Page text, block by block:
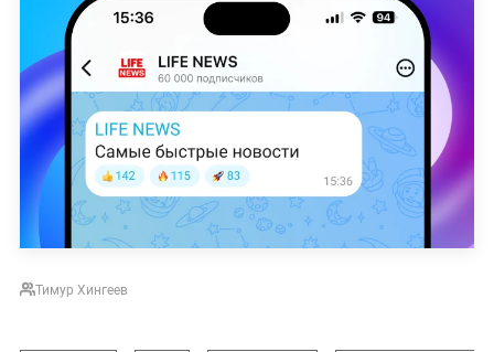
Тимур Хингеев